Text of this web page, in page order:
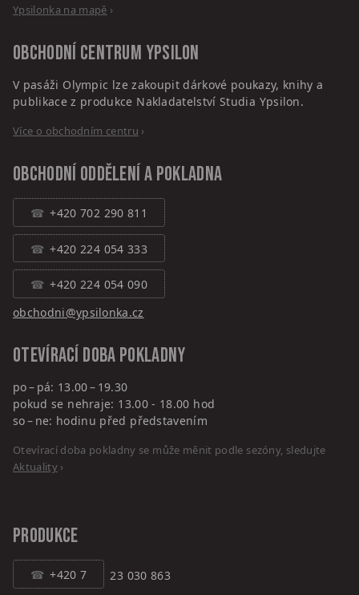
Ypsilonka na mapě ›
Obchodní centrum Ypsilon
V pasáži Olympic lze zakoupit dárkové poukazy, knihy a
publikace z produkce Nakladatelství Studia Ypsilon.
Více o obchodním centru ›
Obchodní oddělení a pokladna
+420 702 290 811
+420 224 054 333
+420 224 054 090
obchodni@ypsilonka.cz
Otevírací doba pokladny
po – pá: 13.00 – 19.30
pokud se nehraje: 13.00 - 18.00 hod
so – ne: hodinu před představením
Otevírací doba pokladny se může měnit podle sezóny, sledujte
Aktuality›
PRODUKCE
+420 7
23 030 863